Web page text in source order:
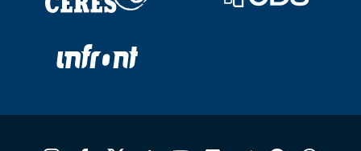
Outlet